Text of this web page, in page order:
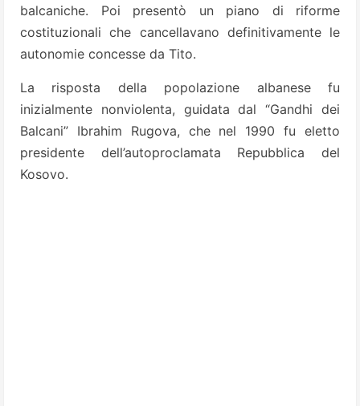
balcaniche. Poi presentò un piano di riforme
costituzionali che cancellavano definitivamente le
autonomie concesse da Tito.
La risposta della popolazione albanese fu
inizialmente nonviolenta, guidata dal “Gandhi dei
Balcani” Ibrahim Rugova, che nel 1990 fu eletto
presidente dell’autoproclamata Repubblica del
Kosovo.